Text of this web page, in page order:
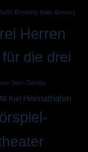
Brewery Baltic Brewery
Herren
die drei
Stern Genau
Kiel Heimathafen